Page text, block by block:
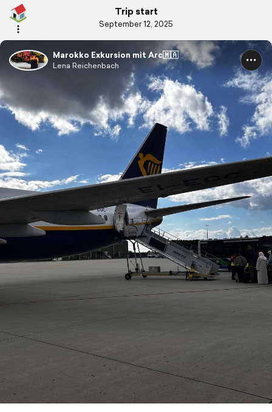
Trip start
September 12, 2025
Marokko Exkursion mit Arc🇲🇦
Lena Reichenbach